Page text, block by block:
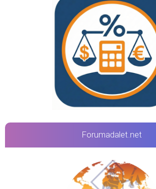
Forumadalet.net